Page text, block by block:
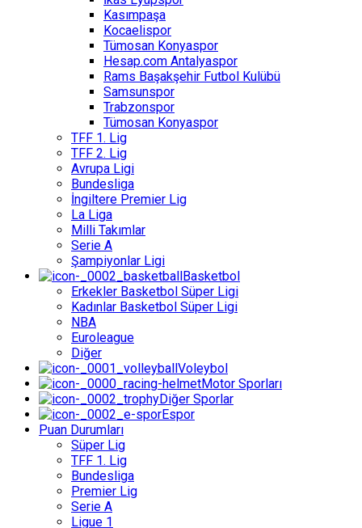
Kasımpaşa
Kocaelispor
Tümosan Konyaspor
Hesap.com Antalyaspor
Rams Başakşehir Futbol Kulübü
Samsunspor
Trabzonspor
Tümosan Konyaspor
TFF 1. Lig
TFF 2. Lig
Avrupa Ligi
Bundesliga
İngiltere Premier Lig
La Liga
Milli Takımlar
Serie A
Şampiyonlar Ligi
Basketbol
Erkekler Basketbol Süper Ligi
Kadınlar Basketbol Süper Ligi
NBA
Euroleague
Diğer
Voleybol
Motor Sporları
Diğer Sporlar
Espor
Puan Durumları
Süper Lig
TFF 1. Lig
Bundesliga
Premier Lig
Serie A
Ligue 1